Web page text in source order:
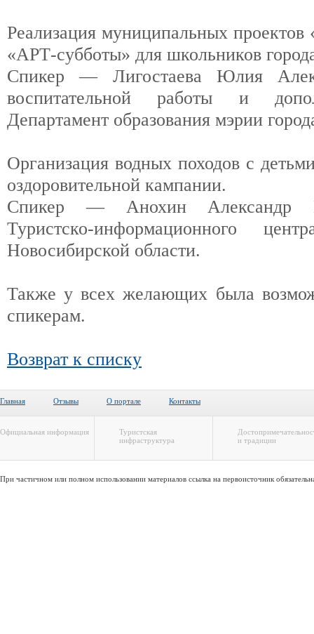
Реализация муниципальных
«АРТ-субботы» для школьников
Спикер — Лигостаева Юлия
воспитательной работы и
Департамент образования мэрии
Организация водных походов с
оздоровительной кампании.
Спикер — Анохин Александр
Туристско-информационного
Новосибирской области.
Также у всех желающих была
спикерам.
Возврат к списку
Главная Отзывы О портале Контакты
Официальная информация
Туристская
инфраструктура
и традиции
При частичном или полном использовании материалов ссылка на первоисточник